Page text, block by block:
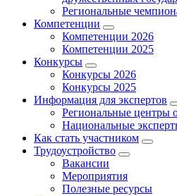
Региональные
Компетенции
Компетенции 2026
Компетенции 2025
Конкурсы
Конкурсы 2026
Конкурсы 2025
Информация для экспертов
Региональные центры
Национальные
Как стать участником
Трудоустройство
Вакансии
Мероприятия
Полезные ресурсы